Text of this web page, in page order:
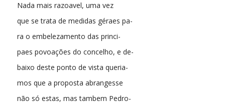
Nada mais razoavel, uma vez
que se trata de medidas géraes pa-
ra o embelezamento das princi-
paes povoações do concelho, e de-
baixo deste ponto de vista queria-
mos que a proposta abrangesse
não só estas, mas tambem Pedro-